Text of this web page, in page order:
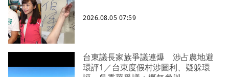
2026.08.05 07:59
台東議長家族爭議連爆 涉占農地避
環評1／台東度假村涉圖利、疑躲環